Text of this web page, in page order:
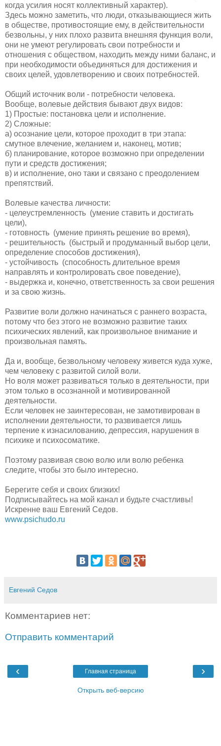
когда усилия носят коллективный характер).
Здесь можно заметить, что люди, отказывающиеся жить
в обществе, противостоящие ему, в действительности
безвольны, у них плохо развита внешняя функция воли,
они не умеют регулировать свои потребности и
отношения с обществом, находить между ними баланс, и
при необходимости объединяться для достижения и
своих целей, удовлетворению и своих потребностей.
Общий источник воли - потребности человека.
Вообще, волевые действия бывают двух видов:
1) Простые: постановка цели и исполнение.
2) Сложные:
а) осознание цели, которое проходит в три этапа:
смутное влечение, желанием и, наконец, мотив;
б) планирование, которое возможно при определении
пути и средств достижения;
в) и исполнение, оно таки и связано с преодолением
препятствий.
Волевые качества личности:
- целеустремленность (умение ставить и достигать
цели),
- готовность (умение принять решение во время),
- решительность (быстрый и продуманный выбор цели,
определение способов достижения),
- устойчивость (способность длительное время
направлять и контролировать свое поведение),
- выдержка и, конечно, ответственность за свои решения
и за свою жизнь.
Развитие воли должно начинаться с раннего возраста,
потому что без этого не возможно развитие таких
психических явлений, как произвольное внимание и
произвольная память.
Да и, вообще, безвольному человеку живется куда хуже,
чем человеку с развитой силой воли.
Но воля может развиваться только в деятельности, при
этом только в осознанной и мотивированной
деятельности.
Если человек не заинтересован, не замотивирован в
исполнении деятельности, то развивается лишь
терпение к изнасилованию, депрессия, нарушения в
психике и психосоматике.
Поэтому развивая свою волю или волю ребенка
следите, чтобы это было интересно.
Берегите себя и своих близких!
Подписывайтесь на мой канал и будьте счастливы!
Искренне ваш Евгений Седов.
www.psichudo.ru
Евгений Седов
Комментариев нет:
Отправить комментарий
‹ ›
Главная страница
Открыть веб-версию